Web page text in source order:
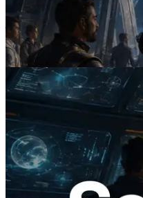
ERPC 发布支持
— AI Agent 按需
阅读此文章